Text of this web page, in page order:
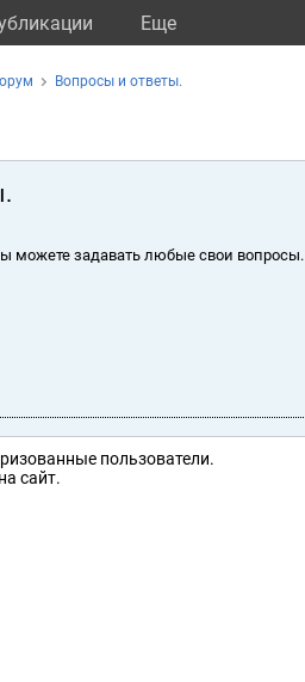
Eще
Вопросы и ответы.
можете задавать любые свои вопросы.
пользователи.
сайт.